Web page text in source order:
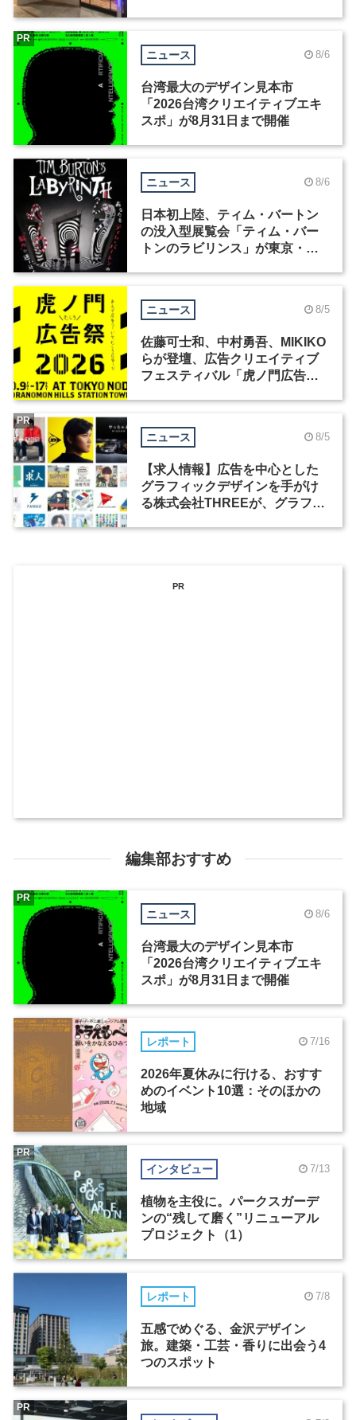
ニュース 8/6
台湾最大のデザイン見本市
「2026台湾クリエイティブエキ
スポ」が8月31日まで開催
PR
ニュース 8/6
日本初上陸、ティム・バートン
の没入型展覧会「ティム・バー
トンのラビリンス」が東京・豊
ニュース 8/5
佐藤可士和、中村勇吾、MIKIKO
らが登壇、広告クリエイティブ
フェスティバル「虎ノ門広告
ニュース 8/5
【求人情報】広告を中心とした
グラフィックデザインを手がけ
る株式会社THREEが、グラフィ
PR
PR
編集部おすすめ
ニュース 8/6
台湾最大のデザイン見本市
「2026台湾クリエイティブエキ
スポ」が8月31日まで開催
PR
レポート 7/16
2026年夏休みに行ける、おすす
めのイベント10選：そのほかの
地域
インタビュー 7/13
植物を主役に。パークスガーデ
ンの“残して磨く”リニューアル
プロジェクト（1）
PR
レポート 7/8
五感でめぐる、金沢デザイン
旅。建築・工芸・香りに出会う4
つのスポット
PR